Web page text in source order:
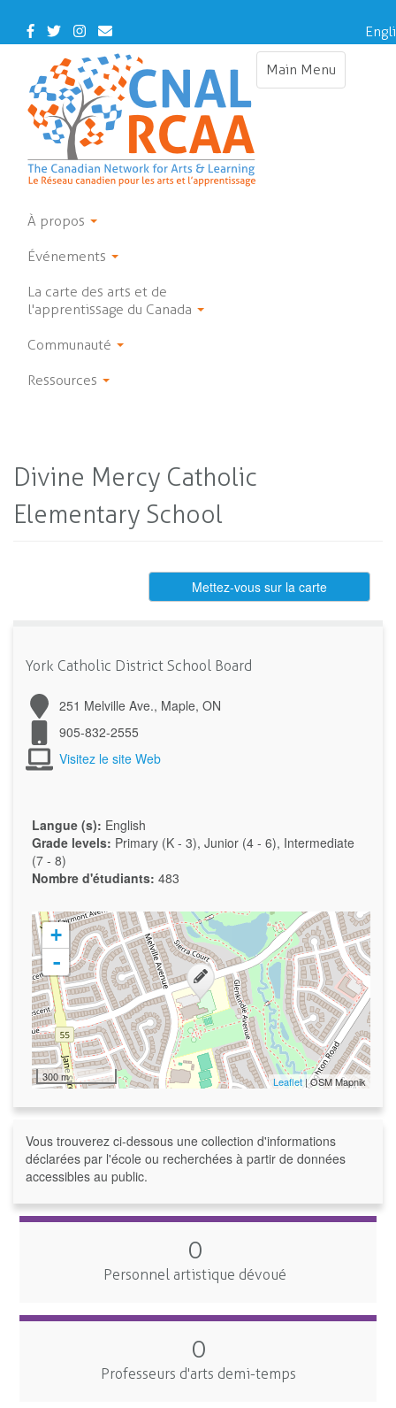
main
Facebook
TwitterInstagram
Contact
Us
Main Menu
Toggle
À propos
Événements
La carte des arts et de
l'apprentissage du Canada
Communauté
Ressources
Divine Mercy Catholic
Elementary School
Mettez-vous sur la carte
York Catholic District School Board
251 Melville Ave., Maple, ON
905-832-2555
Visitez le site Web
Langue (s): English
Grade levels: Primary (K - 3), Junior (4 - 6), Intermediate
(7 - 8)
Nombre d'étudiants: 483
+
-
300 m Leaflet | OSM Mapnik
Vous trouverez ci-dessous une collection d'informations
déclarées par l'école ou recherchées à partir de données
accessibles au public.
0
Personnel artistique dévoué
0
Professeurs d'arts demi-temps